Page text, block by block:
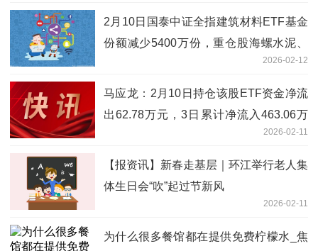
2月10日国泰中证全指建筑材料ETF基金
份额减少5400万份，重仓股海螺水泥、
2026-02-12
马应龙：2月10日持仓该股ETF资金净流
出62.78万元，3日累计净流入463.06万
2026-02-11
【报资讯】新春走基层｜环江举行老人集
体生日会“吹”起过节新风
2026-02-11
为什么很多餐馆都在提供免费柠檬水_焦